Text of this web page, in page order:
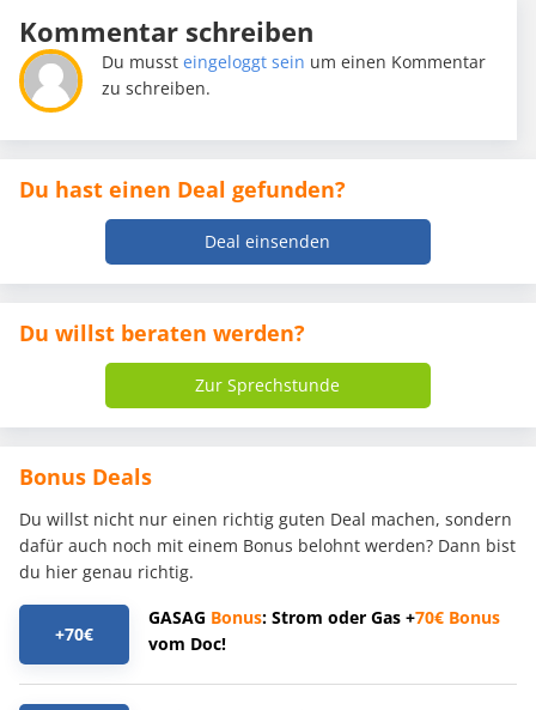
Kommentar schreiben
Du mussteingeloggt sein um einen Kommentar
zu schreiben.
Du hast einen Deal gefunden?
Deal einsenden
Du willst beraten werden?
Zur Sprechstunde
Bonus Deals
Du willst nicht nur einen richtig guten Deal machen, sondern
dafür auch noch mit einem Bonus belohnt werden? Dann bist
du hier genau richtig.
+70€
GASAG Bonus: Strom oder Gas +70€ Bonus
vom Doc!